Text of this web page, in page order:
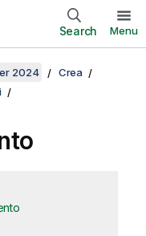
Search Menu
2024
Crea